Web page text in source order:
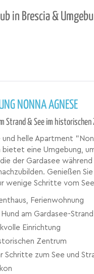
in Brescia &
NONNA AGNESE
Strand & See im historischen
und helle Apartment
bietet eine Umgebung,
der Gardasee
Genießen
wenige Schritte vom
Ferienwohnung
am Gardasee-Strand
Einrichtung
Zentrum
Schritte zum See und